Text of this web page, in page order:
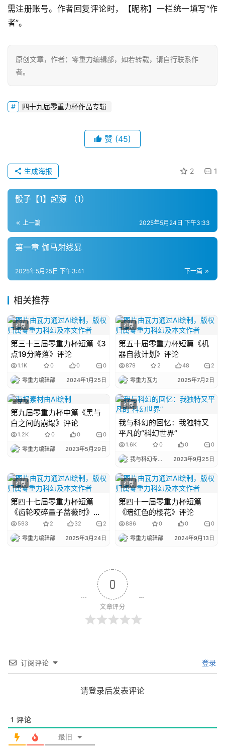
零
重
科
幻
征
投
科
资
主
科
小
库
需注册账号。作者回复评论时，【昵称】一栏统一填写“作
者”。
原创文章，作者：零重力编辑部，如若转载，请自行联系作
者。
四十九届零重力杯作品专辑
赞 (45)
2 1
生成海报
骰子【1】起源 （1）
上一篇 2025年5月24日 下午3:33
第一章 伽马射线暴
下一篇
2025年5月25日 下午3:41
相关推荐
推荐
第三十三届零重力杯短篇《3
点19分降落》评论
1.1K 0 0 0
零重力编辑部 2024年1月25日
推荐
第五十届零重力杯短篇《机
器自救计划》评论
879 2 48 2
零重力瓦力 2025年7月2日
推荐
第九届零重力杯中篇《黑与
白之间的崩塌》评论
1.2K 0 0 0
零重力编辑部 2023年5月29日
推荐
我与科幻的回忆：我独特又
平凡的“科幻世界”
1.6K 0 0 0
我与科幻专栏小编 2023年9月25日
推荐
第四十七届零重力杯短篇
《齿轮咬碎量子蔷薇时》评
论593 2 32 2
零重力编辑部 2025年3月24日
推荐
第四十一届零重力杯短篇
《暗红色的樱花》评论
886 0 0 0
零重力编辑部 2024年9月13日
0
文章评分
订阅评论 登录
请登录后发表评论
1 评论
最旧